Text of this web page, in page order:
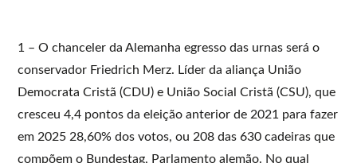
1 – O chanceler da Alemanha egresso das urnas será o
conservador Friedrich Merz. Líder da aliança União
Democrata Cristã (CDU) e União Social Cristã (CSU), que
cresceu 4,4 pontos da eleição anterior de 2021 para fazer
em 2025 28,60% dos votos, ou 208 das 630 cadeiras que
compõem o Bundestag, Parlamento alemão. No qual